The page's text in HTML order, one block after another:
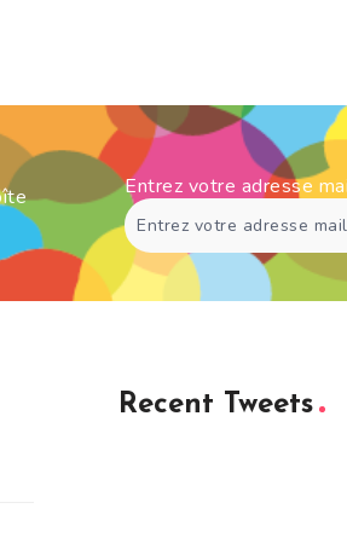
Entrez votre adresse
Recent Tweets